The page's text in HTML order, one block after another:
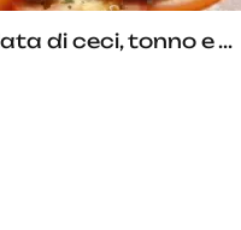
di ceci, tonno e ...